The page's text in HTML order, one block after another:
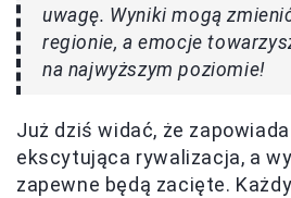
uwagę. Wyniki mogą
regionie, a emocje
na najwyższym poziomie!
Już dziś widać, że
ekscytująca rywalizacja, a
zapewne będą zacięte.